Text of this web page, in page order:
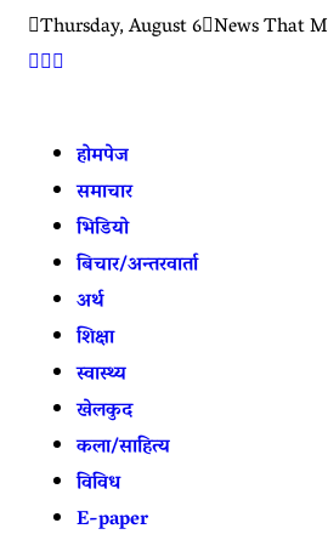
Thursday, August 6 News That
होमपेज
समाचार
भिडियो
बिचार/अन्तरवार्ता
अर्थ
शिक्षा
स्वास्थ्य
खेलकुद
कला/साहित्य
विविध
E-paper